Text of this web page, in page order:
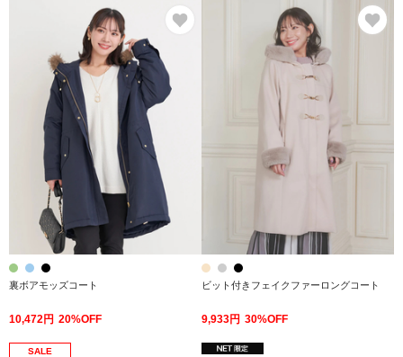
裏ボアモッズコート
10,472円 20%OFF
ビット付きフェイクファーロングコート
9,933円 30%OFF
SALE